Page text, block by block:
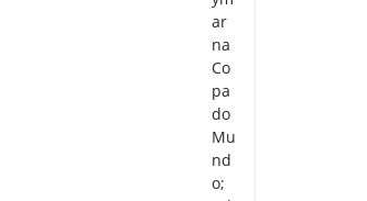
ar
na
Co
pa
do
Mu
nd
o;